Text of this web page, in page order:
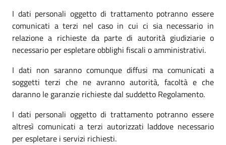
I dati personali oggetto di trattamento potranno essere
comunicati a terzi nel caso in cui ci sia necessario in
relazione a richieste da parte di autorità giudiziarie o
necessario per espletare obblighi fiscali o amministrativi.
I dati non saranno comunque diffusi ma comunicati a
soggetti terzi che ne avranno autorità, facoltà e che
daranno le garanzie richieste dal suddetto Regolamento.
I dati personali oggetto di trattamento potranno essere
altresì comunicati a terzi autorizzati laddove necessario
per espletare i servizi richiesti.